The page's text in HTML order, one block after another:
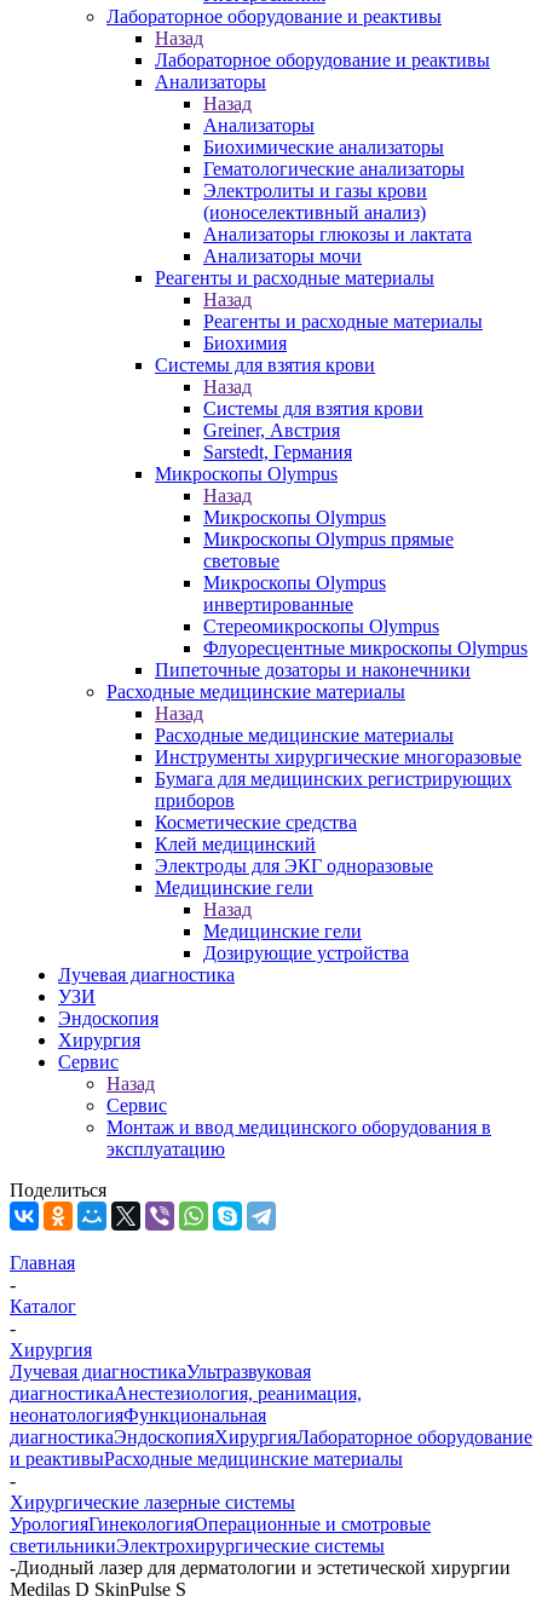
Лабораторное оборудование и реактивы
Назад
Лабораторное оборудование и реактивы
Анализаторы
Назад
Анализаторы
Биохимические анализаторы
Гематологические анализаторы
Электролиты и газы крови
(ионоселективный анализ)
Анализаторы глюкозы и лактата
Анализаторы мочи
Реагенты и расходные материалы
Назад
Реагенты и расходные материалы
Биохимия
Системы для взятия крови
Назад
Системы для взятия крови
Greiner, Австрия
Sarstedt, Германия
Микроскопы Olympus
Назад
Микроскопы Olympus
Микроскопы Olympus прямые
световые
Микроскопы Olympus
инвертированные
Стереомикроскопы Olympus
Флуоресцентные микроскопы Olympus
Пипеточные дозаторы и наконечники
Расходные медицинские материалы
Назад
Расходные медицинские материалы
Инструменты хирургические многоразовые
Бумага для медицинских регистрирующих
приборов
Косметические средства
Клей медицинский
Электроды для ЭКГ одноразовые
Медицинские гели
Назад
Медицинские гели
Дозирующие устройства
Лучевая диагностика
УЗИ
Эндоскопия
Хирургия
Сервис
Назад
Сервис
Монтаж и ввод медицинского оборудования в
эксплуатацию
Поделиться
Главная
-
Каталог
-
Хирургия
Лучевая диагностикаУльтразвуковая
диагностикаАнестезиология, реанимация,
неонатологияФункциональная
диагностикаЭндоскопияХирургияЛабораторное оборудование
и реактивыРасходные медицинские материалы
-
Хирургические лазерные системы
УрологияГинекологияОперационные и смотровые
светильникиЭлектрохирургические системы
-Диодный лазер для дерматологии и эстетической хирургии
Medilas D SkinPulse S